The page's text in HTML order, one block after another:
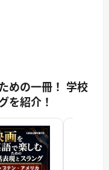
めの一冊！ 学校
を紹介！